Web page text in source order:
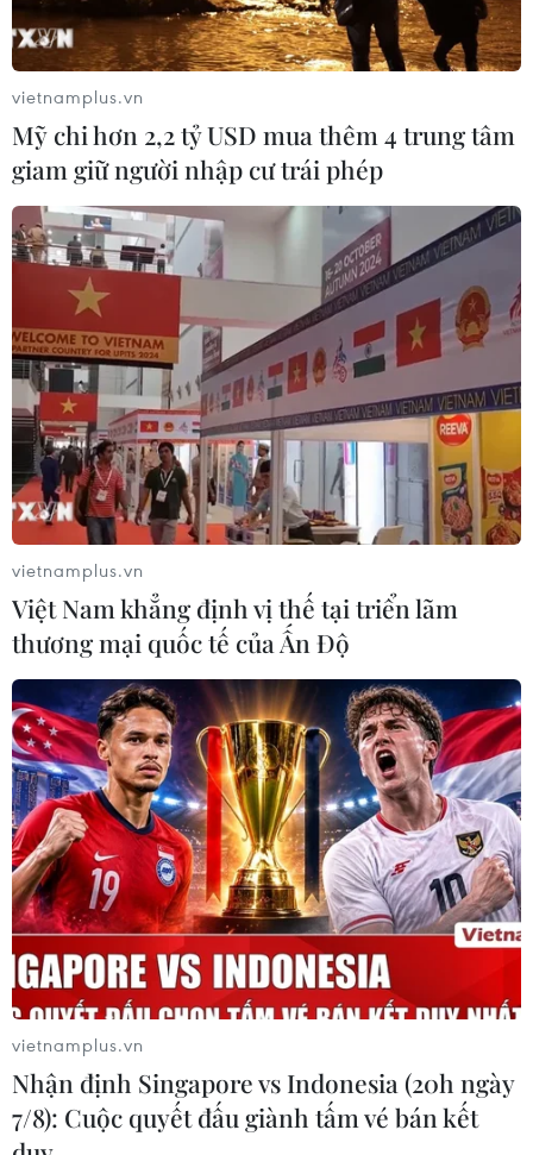
vietnamplus.vn
Mỹ chi hơn 2,2 tỷ USD mua thêm 4 trung tâm
giam giữ người nhập cư trái phép
vietnamplus.vn
Việt Nam khẳng định vị thế tại triển lãm
thương mại quốc tế của Ấn Độ
vietnamplus.vn
Nhận định Singapore vs Indonesia (20h ngày
7/8): Cuộc quyết đấu giành tấm vé bán kết